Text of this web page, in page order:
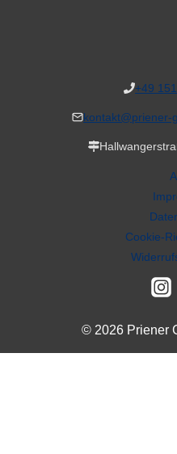
+49
kontakt@priener-
Cookie-
© 2026 Priener